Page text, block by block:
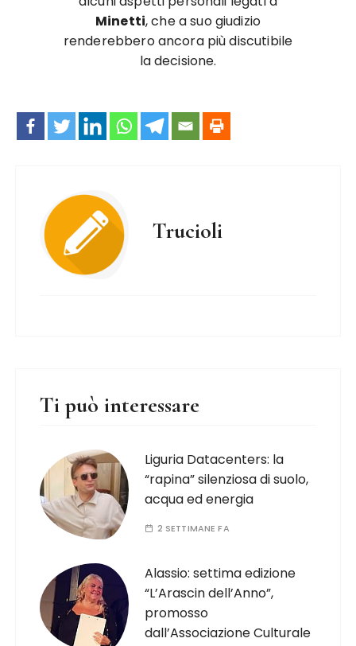
Minetti, che a suo giudizio
renderebbero ancora più discutibile
la decisione.
Trucioli
Ti può interessare
Liguria Datacenters: la
“rapina” silenziosa di suolo,
acqua ed energia
2 SETTIMANE FA
Alassio: settima edizione
“L’Arascin dell’Anno”,
promosso
dall’Associazione Culturale